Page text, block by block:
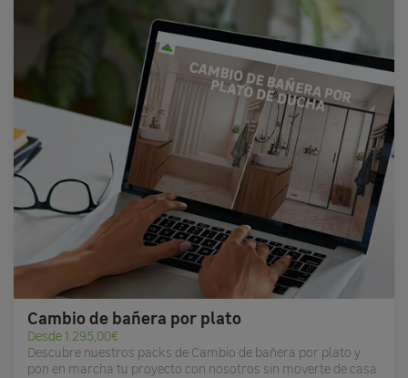
Cambio de bañera por plato
Desde 1.295,00€
Descubre nuestros packs de Cambio de bañera por plato y
pon en marcha tu proyecto con nosotros sin moverte de casa